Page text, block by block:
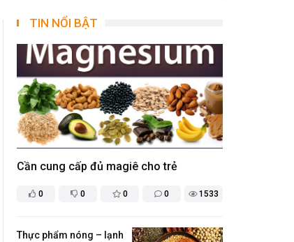
TIN NỔI BẬT
0 0 0 0 1533
Cần cung cấp đủ magiê cho trẻ
​Thực phẩm nóng – lạnh